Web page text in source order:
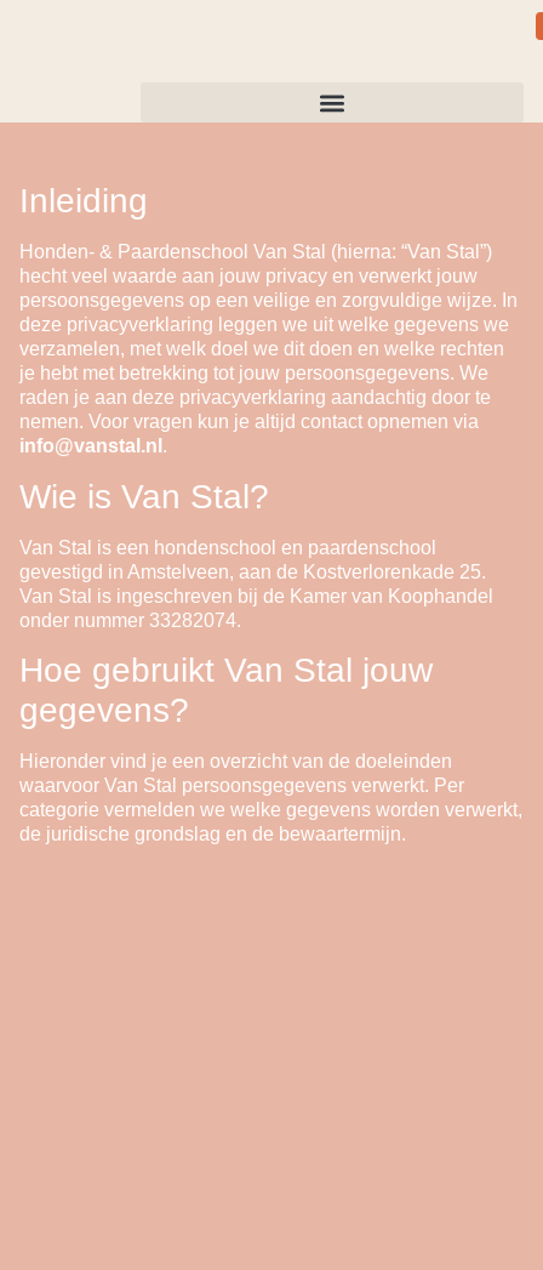
Inleiding
Honden- & Paardenschool Van Stal (hierna: “Van Stal”)
hecht veel waarde aan jouw privacy en verwerkt jouw
persoonsgegevens op een veilige en zorgvuldige wijze. In
deze privacyverklaring leggen we uit welke gegevens we
verzamelen, met welk doel we dit doen en welke rechten
je hebt met betrekking tot jouw persoonsgegevens. We
raden je aan deze privacyverklaring aandachtig door te
nemen. Voor vragen kun je altijd contact opnemen via
info@vanstal.nl .
Wie is Van Stal?
Van Stal is een hondenschool en paardenschool
gevestigd in Amstelveen, aan de Kostverlorenkade 25.
Van Stal is ingeschreven bij de Kamer van Koophandel
onder nummer 33282074.
Hoe gebruikt Van Stal jouw
gegevens?
Hieronder vind je een overzicht van de doeleinden
waarvoor Van Stal persoonsgegevens verwerkt. Per
categorie vermelden we welke gegevens worden verwerkt,
de juridische grondslag en de bewaartermijn.